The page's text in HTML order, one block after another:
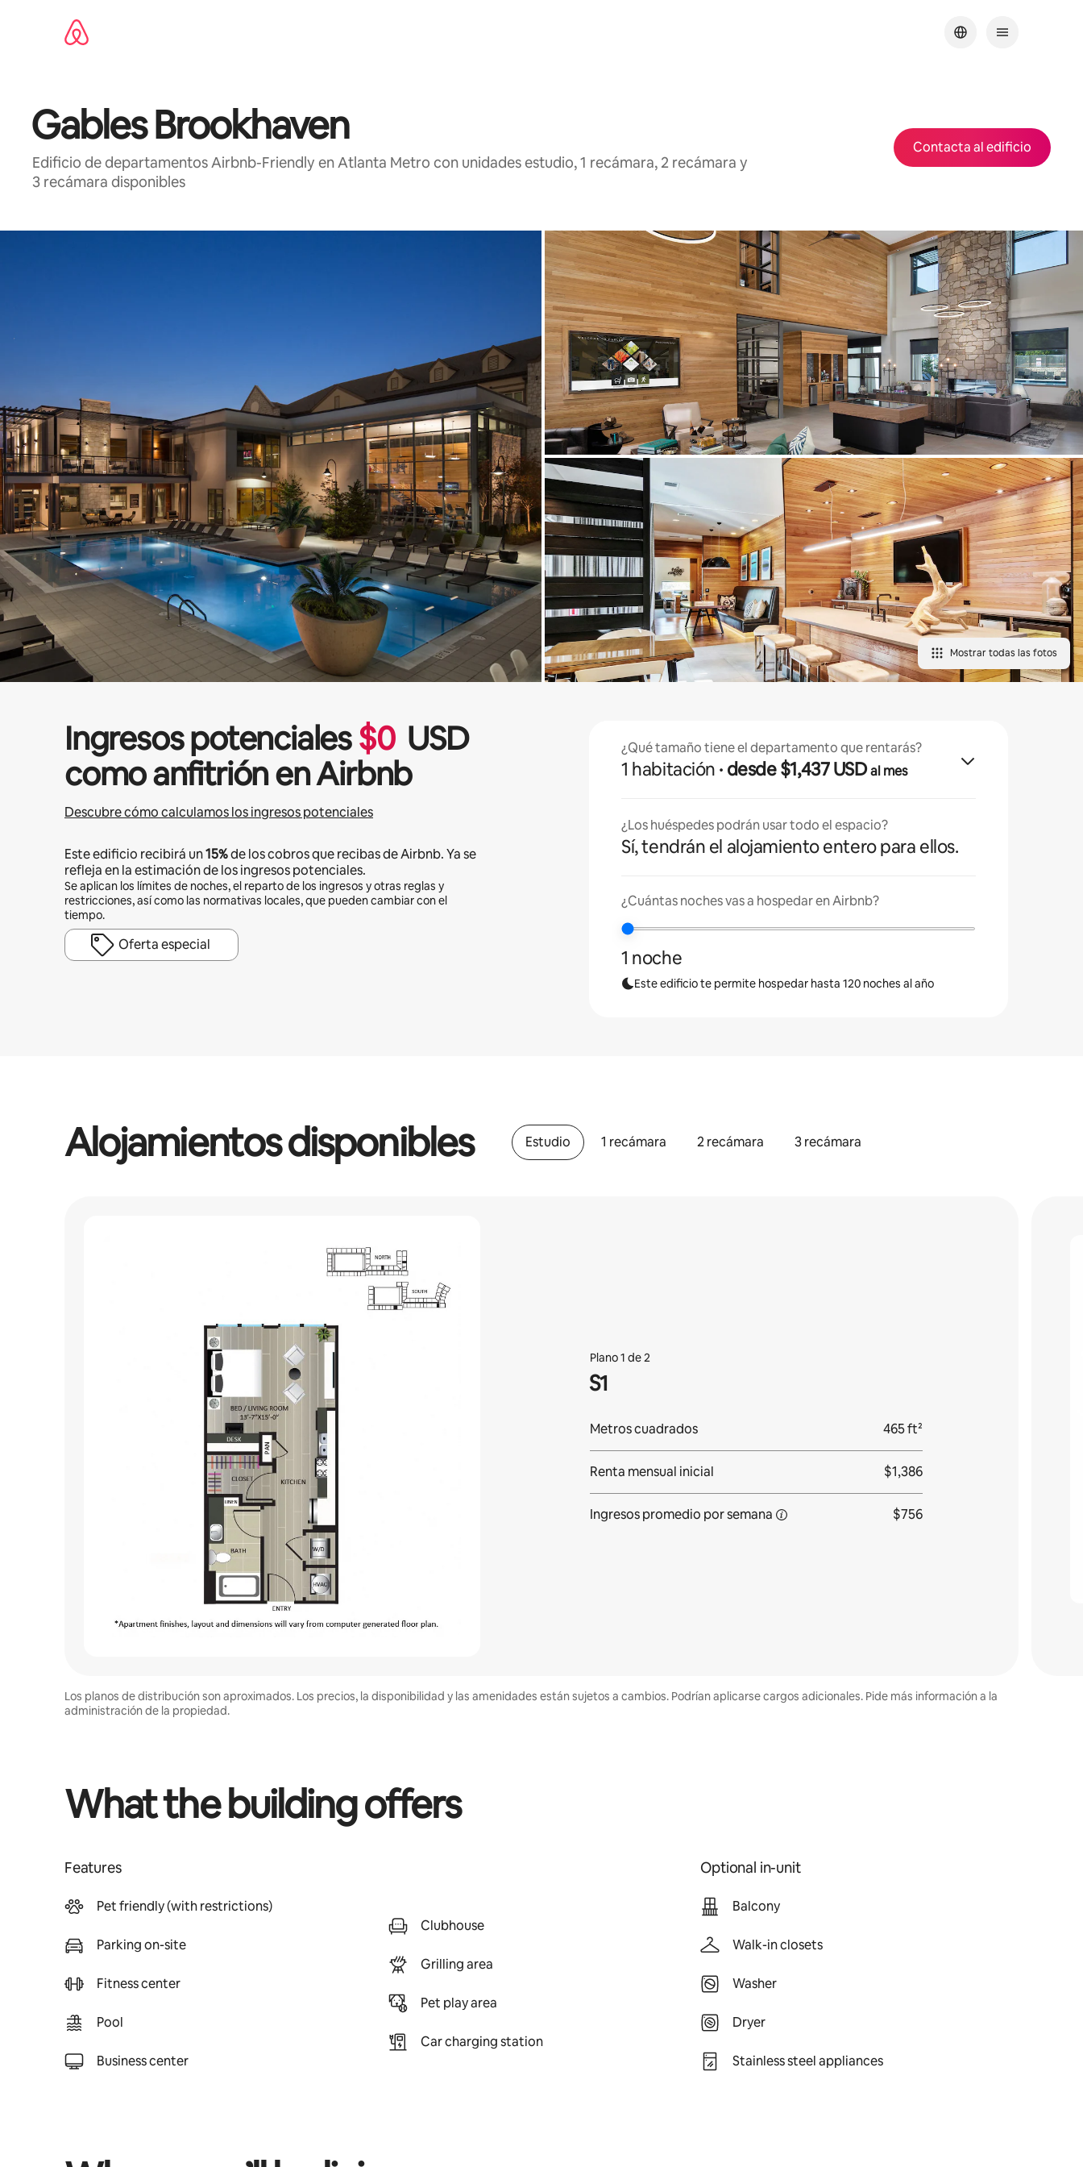
Gables Brookhaven
Edificio de departamentos Airbnb-Friendly en Atlanta Metro con unidades estudio, 1 recámara, 2 recámara y
3 recámara disponibles
Contacta al edificio
Mostrar todas las fotos
Ingresos potenciales$0 USD
como anfitrión en Airbnb
Descubre cómo calculamos los ingresos potenciales
Este edificio recibirá un15%de los cobros que recibas de Airbnb. Ya se
refleja en la estimación de los ingresos potenciales.
Se aplican los límites de noches, el reparto de los ingresos y otras reglas y
restricciones, así como las normativas locales, que pueden cambiar con el
tiempo.
Oferta especial
¿Qué tamaño tiene el departamento que rentarás?
1 habitación · desde $1,437 USDal mes
¿Los huéspedes podrán usar todo el espacio?
Sí, tendrán el alojamiento entero para ellos.
¿Cuántas noches vas a hospedar en Airbnb?
1 noche
Este edificio te permite hospedar hasta 120 noches al año
Alojamientos disponibles Estudio 1 recámara 2 recámara 3 recámara
Plano 1 de 2
S1
Metros cuadrados 465 ft²
Renta mensual inicial $1,386
Ingresos promedio porsemana $756
Los planos de distribución son aproximados. Los precios, la disponibilidad y las amenidades están sujetos a cambios. Podrían aplicarse cargos adicionales. Pide más información a la
administración de la propiedad.
What the building offers
Features
Pet friendly (with restrictions)
Parking on-site
Fitness center
Pool
Business center
Clubhouse
Grilling area
Pet play area
Car charging station
Optional in-unit
Balcony
Walk-in closets
Washer
Dryer
Stainless steel appliances